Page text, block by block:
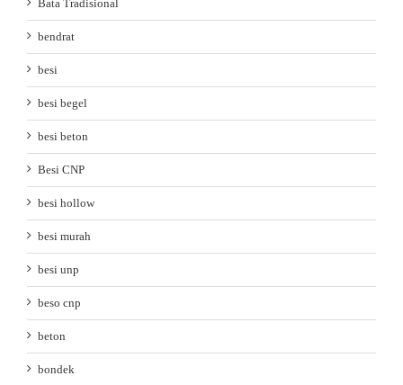
Bata Tradisional
bendrat
besi
besi begel
besi beton
Besi CNP
besi hollow
besi murah
besi unp
beso cnp
beton
bondek